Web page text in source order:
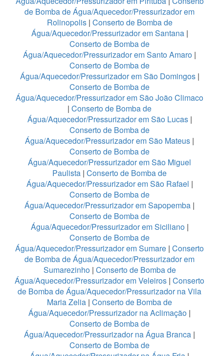
de Bomba de Água/Aquecedor/Pressurizador em
Rolinopolis| Conserto de Bomba de
Água/Aquecedor/Pressurizador em Santana|
Conserto de Bomba de
Água/Aquecedor/Pressurizador em Santo Amaro |
Conserto de Bomba de
Água/Aquecedor/Pressurizador em São Domingos|
Conserto de Bomba de
Água/Aquecedor/Pressurizador em São João Climaco
| Conserto de Bomba de
Água/Aquecedor/Pressurizador em São Lucas|
Conserto de Bomba de
Água/Aquecedor/Pressurizador em São Mateus |
Conserto de Bomba de
Água/Aquecedor/Pressurizador em São Miguel
Paulista | Conserto de Bomba de
Água/Aquecedor/Pressurizador em São Rafael |
Conserto de Bomba de
Água/Aquecedor/Pressurizador em Sapopemba |
Conserto de Bomba de
Água/Aquecedor/Pressurizador em Siciliano|
Conserto de Bomba de
Água/Aquecedor/Pressurizador em Sumare | Conserto
de Bomba de Água/Aquecedor/Pressurizador em
Sumarezinho| Conserto de Bomba de
Água/Aquecedor/Pressurizador em Veleiros | Conserto
de Bomba de Água/Aquecedor/Pressurizador na Vila
Maria Zelia | Conserto de Bomba de
Água/Aquecedor/Pressurizador na Aclimação |
Conserto de Bomba de
Água/Aquecedor/Pressurizador na Água Branca |
Conserto de Bomba de